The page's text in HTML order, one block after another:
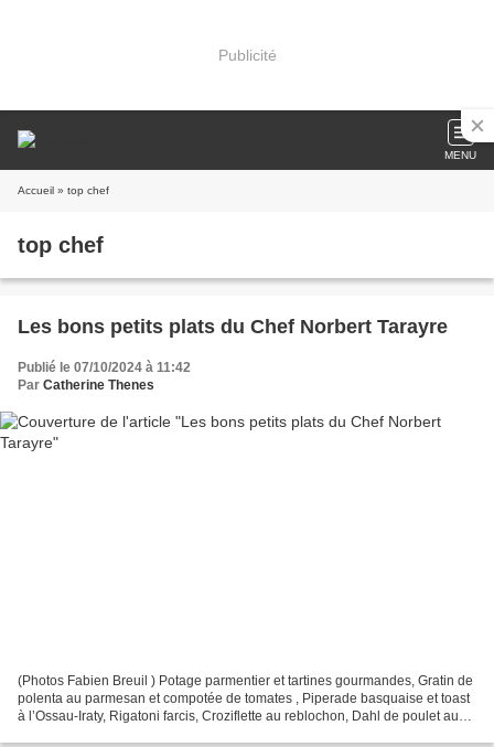
Publicité
MENU
Accueil » top chef
top chef
Les bons petits plats du Chef Norbert Tarayre
Publié le 07/10/2024 à 11:42
Par Catherine Thenes
(Photos Fabien Breuil ) Potage parmentier et tartines gourmandes, Gratin de
polenta au parmesan et compotée de tomates , Piperade basquaise et toast
à l’Ossau-Iraty, Rigatoni farcis, Croziflette au reblochon, Dahl de poulet au